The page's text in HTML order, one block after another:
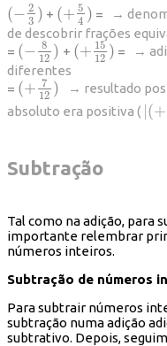
(− 2
3 )
( −23) + (+ 5
4 )
(+54) =
→
de descobrir frações
= (− 8
12 )
( −812) + (+ 15
12 )
(+1512) =
→
diferentes
= (+ 7
12 )
( +712)
→ resultado
absoluto era positiva ( |(+
( +
Subtração
Tal como na adição, para
importante relembrar
números inteiros.
Subtração de números
Para subtrair números
subtração numa adição
subtrativo. Depois,